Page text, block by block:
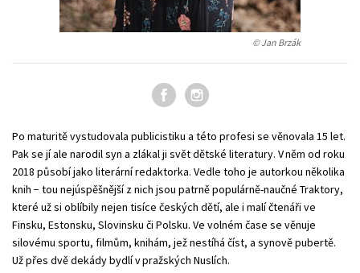
© Jan Brzák
Po maturitě vystudovala publicistiku a této profesi se věnovala 15 let.
Pak se jí ale narodil syn a zlákal ji svět dětské literatury. V něm od roku
2018 působí jako literární redaktorka. Vedle toho je autorkou několika
knih − tou nejúspěšnější z nich jsou patrně populárně-naučné Traktory,
které už si oblíbily nejen tisíce českých dětí, ale i malí čtenáři ve
Finsku, Estonsku, Slovinsku či Polsku. Ve volném čase se věnuje
silovému sportu, filmům, knihám, jež nestíhá číst, a synově pubertě.
Už přes dvě dekády bydlí v pražských Nuslích.